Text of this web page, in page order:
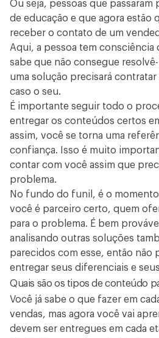
Ou seja, pessoas que
de educação e que agora estão
receber o contato de um
Aqui, a pessoa tem consciência
sabe que não consegue
uma solução precisará
caso o seu.
É importante seguir todo o
entregar os conteúdos certos
assim, você se torna uma
confiança. Isso é muito
contar com você assim que
problema.
No fundo do funil, é o
você é parceiro certo, quem
para o problema. É bem
analisando outras soluções
parecidos com esse, então não
entregar seus diferenciais e
Quais são os tipos de conteúdo
Você já sabe o que fazer em
vendas, mas agora você vai
devem ser entregues em cada